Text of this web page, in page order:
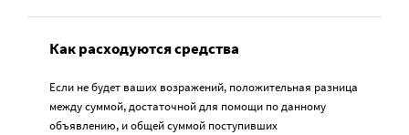
Как расходуются средства
Если не будет ваших возражений, положительная разница
между суммой, достаточной для помощи по данному
объявлению, и общей суммой поступивших